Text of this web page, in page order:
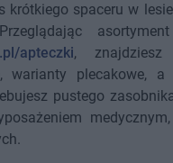
krótkiego spaceru w
apteczki, znajdziesz
warianty plecakowe,
pustego